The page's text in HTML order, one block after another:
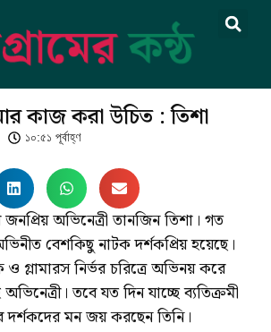
কাজ করা উচিত : তিশা
১০:৫১ পূর্বাহ্ণ
অভিনেত্রী তানজিন তিশা। গত
বেশকিছু নাটক দর্শকপ্রিয় হয়েছে।
গ্লামারস নির্ভর চরিত্রে অভিনয় করে
তবে যত দিন যাচ্ছে ব্যতিক্রমী
দর্শকদের মন জয় করছেন তিনি।